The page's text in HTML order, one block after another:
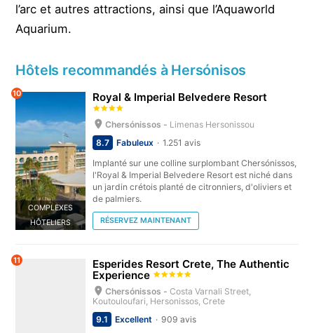
l’arc et autres attractions, ainsi que l’Aquaworld
Aquarium.
Hôtels recommandés à Hersónisos
COMPLEXES
HÔTELIERS
10 Royal & Imperial Belvedere Resort
Chersónissos - Limenas Hersonissou
8.7
Fabuleux
1.251 avis
Implanté sur une colline surplombant Chersónissos,
l'Royal & Imperial Belvedere Resort est niché dans
un jardin crétois planté de citronniers, d'oliviers et
de palmiers.
RÉSERVEZ MAINTENANT
11
Esperides Resort Crete, The Authentic
Experience
Chersónissos -Costa Varnali Street,
Koutouloufari, Hersonissos, Crete
9.1
Excellent
909 avis